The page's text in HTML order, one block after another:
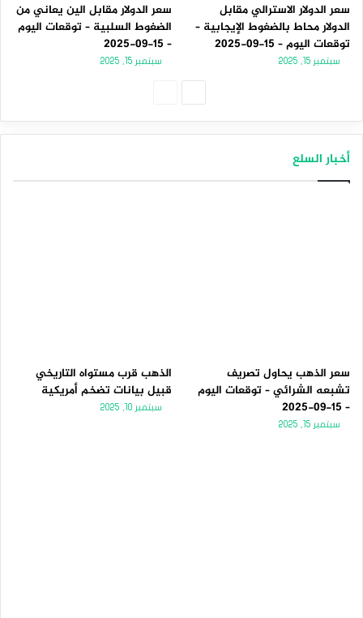
سعر الدولار الاسترالي مقابل
الدولار محاط بالضغوط الإيجابية –
توقعات اليوم – 15-09-2025
سبتمبر 15, 2025
سعر الدولار مقابل الين يعاني من
الضغوط السلبية – توقعات اليوم
– 15-09-2025
سبتمبر 15, 2025
أخبار السلع
سعر الذهب يحاول تصريف
تشبعه الشرائي – توقعات اليوم
– 15-09-2025
سبتمبر 15, 2025
الذهب قرب مستواه التاريخي
قبيل بيانات تضخم أمريكية
سبتمبر 10, 2025